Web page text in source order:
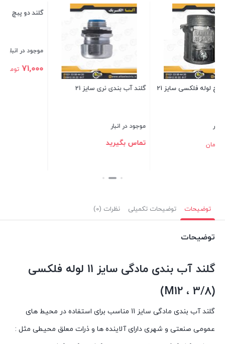
گلند آب بندی نری سایز 21
تماس بگیرید
گلند دو پبچ لوله فلکسی سایز 29
موجود در انبار
71,000 تومان
توضیحات توضیحات تکمیلی نظرات (0)
توضیحات
گلند آب بندی مادگی سایز 11 لوله فلکسی
(M12 ،3/8
)
گلند آب بندی مادگی سایز 11 مناسب برای استفاده در محيط های
عمومی صنعتی و شهری دارای آلاينده ها و ذرات معلق محيطی مثل :